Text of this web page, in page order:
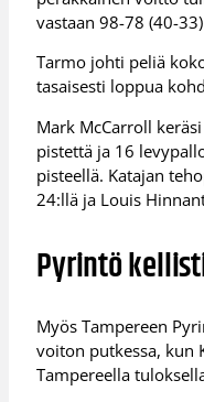
vastaan 98-78 (40-
Tarmo johti peliä
tasaisesti loppua
Mark McCarroll
pistettä ja 16
pisteellä. Katajan
24:llä ja Louis
Pyrintö
Myös Tampereen
voiton putkessa, kun
Tampereella